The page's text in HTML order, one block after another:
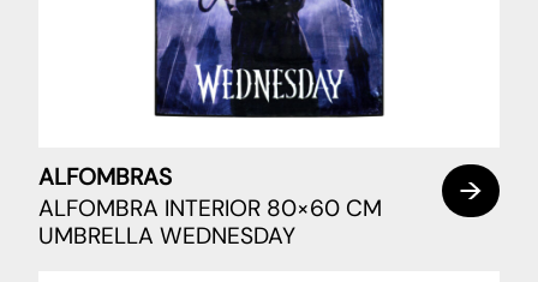
ALFOMBRAS
ALFOMBRA INTERIOR 80×60 CM
UMBRELLA WEDNESDAY